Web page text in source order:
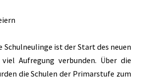
Schulneulinge ist der Start des neuen
Aufregung verbunden. Über die
die Schulen der Primarstufe zum